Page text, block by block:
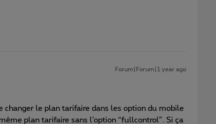
Forum|Forum|1 year ago
changer le plan tarifaire dans les option du mobile
plan tarifaire sans l’option “fullcontrol”. Si ça